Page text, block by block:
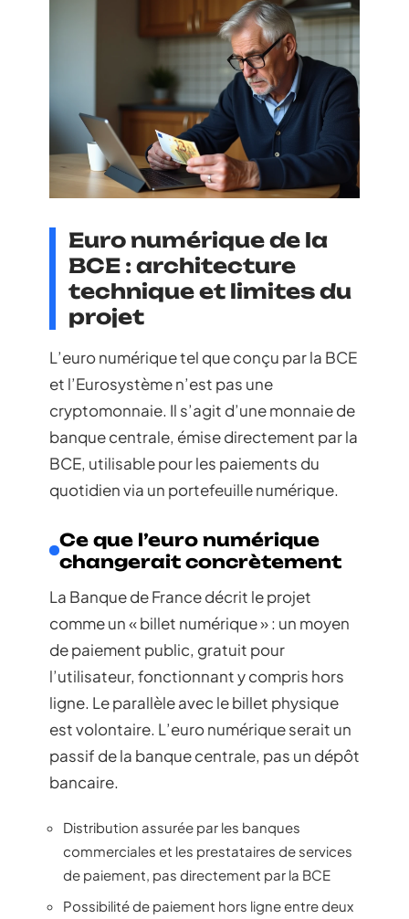
Euro numérique de la
BCE : architecture
technique et limites du
projet
L’euro numérique tel que conçu par la BCE
et l’Eurosystème n’est pas une
cryptomonnaie. Il s’agit d’une monnaie de
banque centrale, émise directement par la
BCE, utilisable pour les paiements du
quotidien via un portefeuille numérique.
Ce que l’euro numérique
changerait concrètement
La Banque de France décrit le projet
comme un « billet numérique » : un moyen
de paiement public, gratuit pour
l’utilisateur, fonctionnant y compris hors
ligne. Le parallèle avec le billet physique
est volontaire. L’euro numérique serait un
passif de la banque centrale, pas un dépôt
bancaire.
Distribution assurée par les banques
commerciales et les prestataires de services
de paiement, pas directement par la BCE
Possibilité de paiement hors ligne entre deux